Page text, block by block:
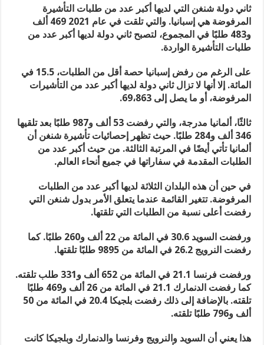
ثاني دولة شنغن التي لديها أكبر عدد من طلبات التأشيرة
المرفوضة هي إسبانيا. والتي تلقت في عام 2021 469 ألف
و483 طلبًا في المجموع، لتصبح ثاني دولة لديها أكبر عدد من
طلبات التأشيرة الواردة.
على الرغم من رفض إسبانيا حصة أقل من الطلبات، 15.5 في
المائة. إلا أنها لا تزال ثاني دولة لديها أكبر عدد من التأشيرات
المرفوضة، أو ما يصل إلى 69،863.
ثالثًا، ألمانيا مدرجة، والتي رفضت 53 ألف و987 طلبًا بعد تلقيها
346 ألف و284 طلبًا. حيث تظهر إحصائيات تأشيرة شنغن أن
ألمانيا تأتي أيضًا في المرتبة الثالثة. من حيث أكبر عدد من
الطلبات المقدمة في سفاراتها في جميع أنحاء العالم.
في حين أن هذه البلدان الثلاثة لديها أكبر عدد من الطلبات
المرفوضة. تتغير القائمة عندما يتعلق الأمر بدول شنغن التي
رفضت أعلى نسبة من الطلبات التي تلقتها.
ورفضت السويد 30.6 في المائة من 22 ألف و260 طلبًا. كما
رفضت النرويج 26.2 في المائة من 9895 طلبًا تلقتها.
ورفضت فرنسا 21.1 في المائة من 652 ألف و331 طلب تلقته.
كما رفضت الدنمارك 21.1 في المائة من 26 ألف و469 طلبًا
تلقته. بالإضافة إلى ذلك رفضت بلجيكا 20.4 في المائة من 50
ألف و796 طلبًا تلقته.
هذا يعني أن السويد والنرويج وفرنسا والدنمارك وبلجيكا كانت